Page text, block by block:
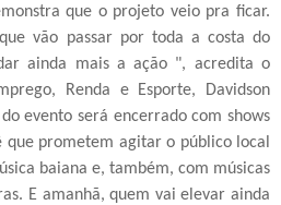
que o projeto veio pra ficar.
vão passar por toda a costa do
ainda mais a ação ", acredita o
Renda e Esporte, Davidson
evento será encerrado com shows
que prometem agitar o público local
baiana e, também, com músicas
E amanhã, quem vai elevar ainda